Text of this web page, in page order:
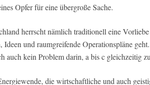
Opfer für eine übergroße Sache.
herrscht nämlich traditionell eine
Ideen und raumgreifende Operationspläne
auch kein Problem darin, a bis c gleichzeitig
die wirtschaftliche und auch